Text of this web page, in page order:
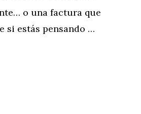
o una factura que
si estás pensando …